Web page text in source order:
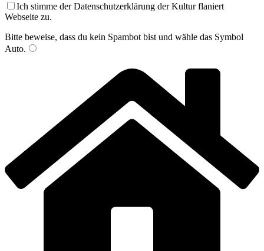
Ich stimme der Datenschutzerklärung der Kultur flaniert
Webseite zu.
Bitte beweise, dass du kein Spambot bist und wähle das Symbol
Auto.